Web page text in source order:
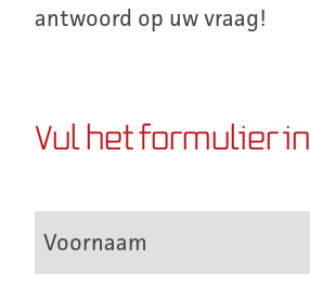
antwoord op uw vraag!
Vul het formulier in